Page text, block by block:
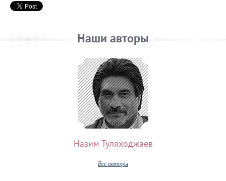
Наши авторы
Назим Туляходжаев
Все авторы